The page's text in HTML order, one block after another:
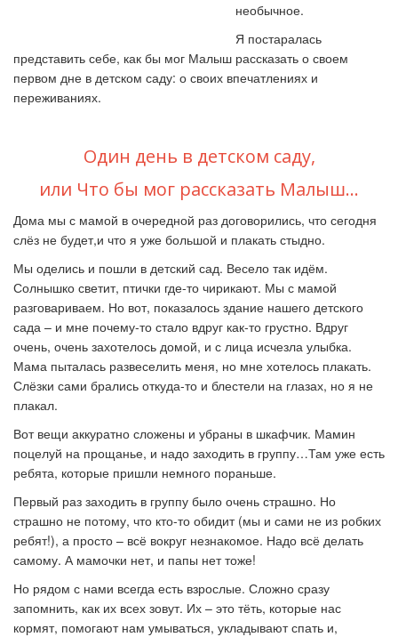
необычное.
Я постаралась
представить себе, как бы мог Малыш рассказать о своем
первом дне в детском саду: о своих впечатлениях и
переживаниях.
Один день в детском саду,
или Что бы мог рассказать Малыш…
Дома мы с мамой в очередной раз договорились, что сегодня
слёз не будет,и что я уже большой и плакать стыдно.
Мы оделись и пошли в детский сад. Весело так идём.
Солнышко светит, птички где-то чирикают. Мы с мамой
разговариваем. Но вот, показалось здание нашего детского
сада – и мне почему-то стало вдруг как-то грустно. Вдруг
очень, очень захотелось домой, и с лица исчезла улыбка.
Мама пыталась развеселить меня, но мне хотелось плакать.
Слёзки сами брались откуда-то и блестели на глазах, но я не
плакал.
Вот вещи аккуратно сложены и убраны в шкафчик. Мамин
поцелуй на прощанье, и надо заходить в группу…Там уже есть
ребята, которые пришли немного пораньше.
Первый раз заходить в группу было очень страшно. Но
страшно не потому, что кто-то обидит (мы и сами не из робких
ребят!), а просто – всё вокруг незнакомое. Надо всё делать
самому. А мамочки нет, и папы нет тоже!
Но рядом с нами всегда есть взрослые. Сложно сразу
запомнить, как их всех зовут. Их – это тёть, которые нас
кормят, помогают нам умываться, укладывают спать и,